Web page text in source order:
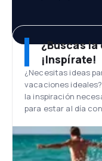
¿Buscas
¡Inspírate!
¿Necesitas ideas
vacaciones
la inspiración
para estar al día